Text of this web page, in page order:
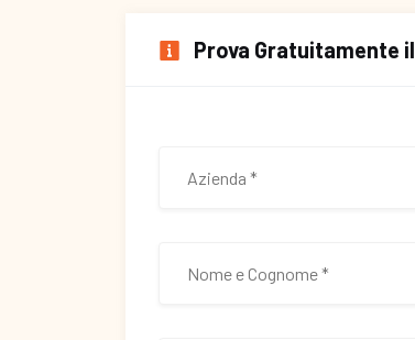
Prova Gratuitamente